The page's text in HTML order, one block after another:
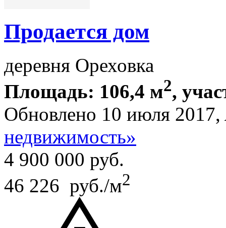
Продается дом
деревня Ореховка
Площадь: 106,4 м2,
Обновлено 10 июля 2017,
недвижимость»
4 900 000 руб.
46 226 руб./м2